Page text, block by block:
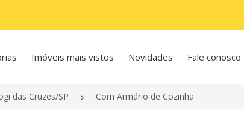
Imóveis mais vistos Novidades Fale conosco
das Cruzes/SP Com Armário de Cozinha